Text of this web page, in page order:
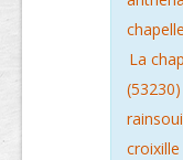
La
(53230)